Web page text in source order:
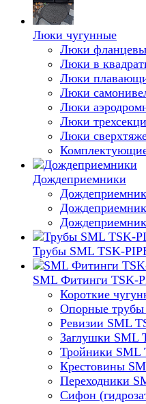
Люки чугунные
Люки
Люки в
Люки
Люки
Люки
Люки
Люки
Дождеприемники
Трубы SML TSK-
SML Фитинги TSK-
Короткие
Опорные
Ревизии SML
Заглушки SML
Тройники SML
Крестовины
Переходники
Сифон